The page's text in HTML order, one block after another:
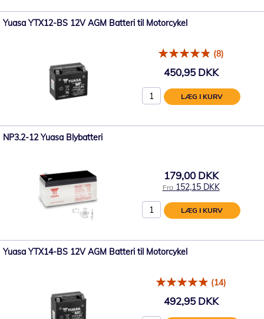
Yuasa YTX12-BS 12V AGM Batteri til Motorcykel
(8)
450,95 DKK
LÆG I KURV
NP3.2-12 Yuasa Blybatteri
179,00 DKK
Fra 152,15 DKK
LÆG I KURV
Yuasa YTX14-BS 12V AGM Batteri til Motorcykel
(14)
492,95 DKK